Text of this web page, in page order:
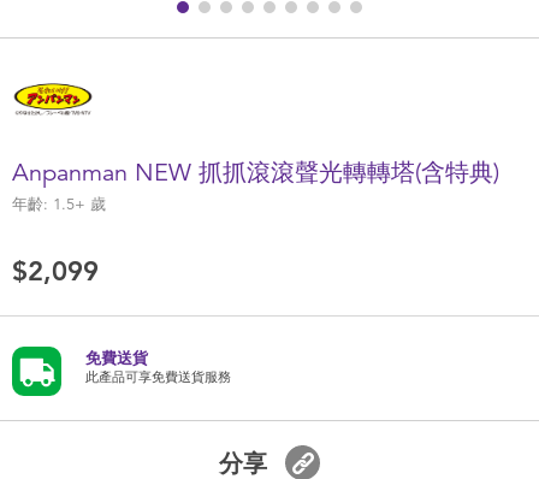
外遊用品
電池
嬰兒及學前玩具
Anpanman NEW 抓抓滾滾聲光轉轉塔(含特典)
年齡: 1.5+ 歲
$2,099
免費送貨
此產品可享免費送貨服務
分享